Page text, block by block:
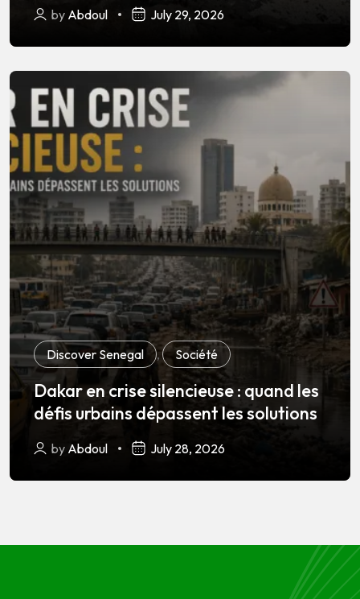
by Abdoul July 29, 2026
Discover Senegal , Société
Dakar en crise silencieuse : quand les
défis urbains dépassent les solutions
by Abdoul July 28, 2026